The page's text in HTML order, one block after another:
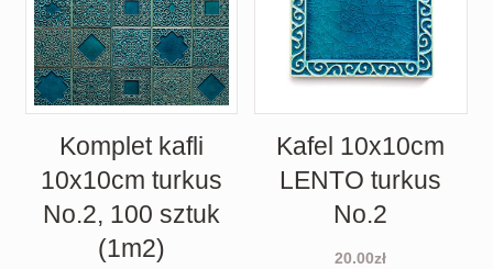
Komplet kafli
10x10cm turkus
No.2, 100 sztuk
(1m2)
Kafel 10x10cm
LENTO turkus
No.2
20.00zł